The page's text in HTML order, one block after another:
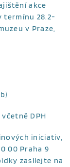
akce
termínu 28.2-
v Praze,
DPH
iniciativ,
00 Praha 9
zasílejte na